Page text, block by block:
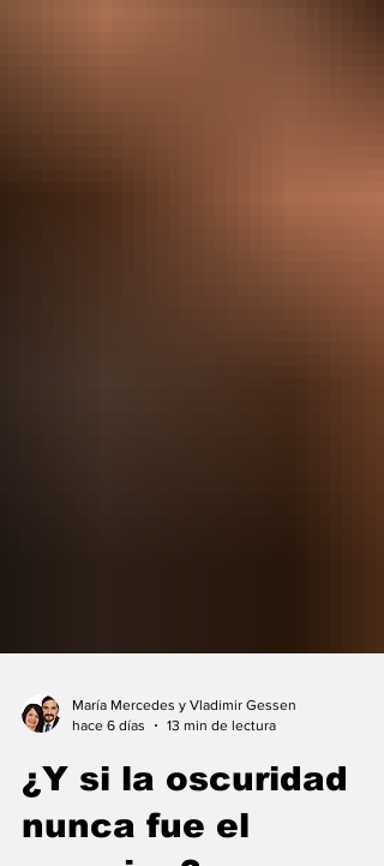
¿Y si la oscuridad
nunca fue el